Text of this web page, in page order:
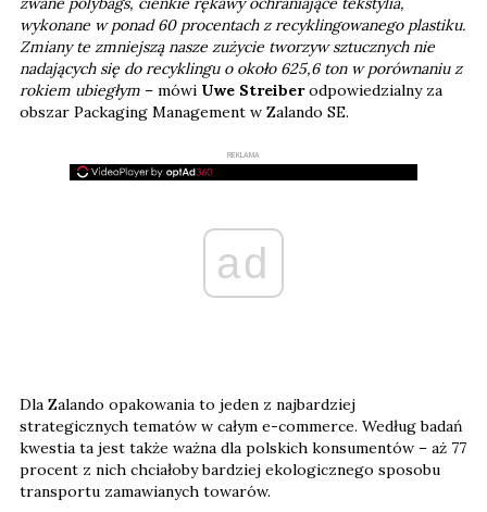
wykonane w ponad 60 procentach z recyklingowanego plastiku.
Zmiany te zmniejszą nasze zużycie tworzyw sztucznych nie
nadających się do recyklingu o około 625,6 ton w porównaniu z
rokiem ubiegłym – mówi Uwe Streiberodpowiedzialny za
obszar Packaging Management w Zalando SE.
REKLAMA
ad
Dla Zalando opakowania to jeden z najbardziej
strategicznych tematów w całym e-commerce. Według badań
kwestia ta jest także ważna dla polskich konsumentów – aż 77
procent z nich chciałoby bardziej ekologicznego sposobu
transportu zamawianych towarów.